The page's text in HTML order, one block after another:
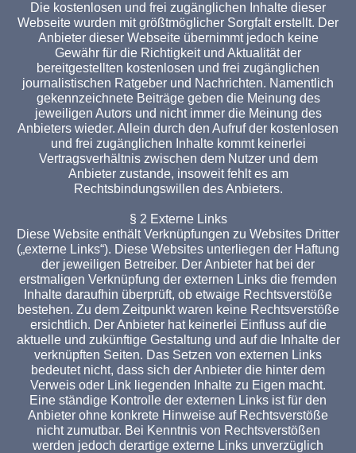
Die kostenlosen und frei zugänglichen Inhalte dieser
Webseite wurden mit größtmöglicher Sorgfalt erstellt. Der
Anbieter dieser Webseite übernimmt jedoch keine
Gewähr für die Richtigkeit und Aktualität der
bereitgestellten kostenlosen und frei zugänglichen
journalistischen Ratgeber und Nachrichten. Namentlich
gekennzeichnete Beiträge geben die Meinung des
jeweiligen Autors und nicht immer die Meinung des
Anbieters wieder. Allein durch den Aufruf der kostenlosen
und frei zugänglichen Inhalte kommt keinerlei
Vertragsverhältnis zwischen dem Nutzer und dem
Anbieter zustande, insoweit fehlt es am
Rechtsbindungswillen des Anbieters.
§ 2 Externe Links
Diese Website enthält Verknüpfungen zu Websites Dritter
(„externe Links“). Diese Websites unterliegen der Haftung
der jeweiligen Betreiber. Der Anbieter hat bei der
erstmaligen Verknüpfung der externen Links die fremden
Inhalte daraufhin überprüft, ob etwaige Rechtsverstöße
bestehen. Zu dem Zeitpunkt waren keine Rechtsverstöße
ersichtlich. Der Anbieter hat keinerlei Einfluss auf die
aktuelle und zukünftige Gestaltung und auf die Inhalte der
verknüpften Seiten. Das Setzen von externen Links
bedeutet nicht, dass sich der Anbieter die hinter dem
Verweis oder Link liegenden Inhalte zu Eigen macht.
Eine ständige Kontrolle der externen Links ist für den
Anbieter ohne konkrete Hinweise auf Rechtsverstöße
nicht zumutbar. Bei Kenntnis von Rechtsverstößen
werden jedoch derartige externe Links unverzüglich